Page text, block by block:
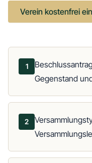
Verein kostenfrei
1
Gegenstand
2